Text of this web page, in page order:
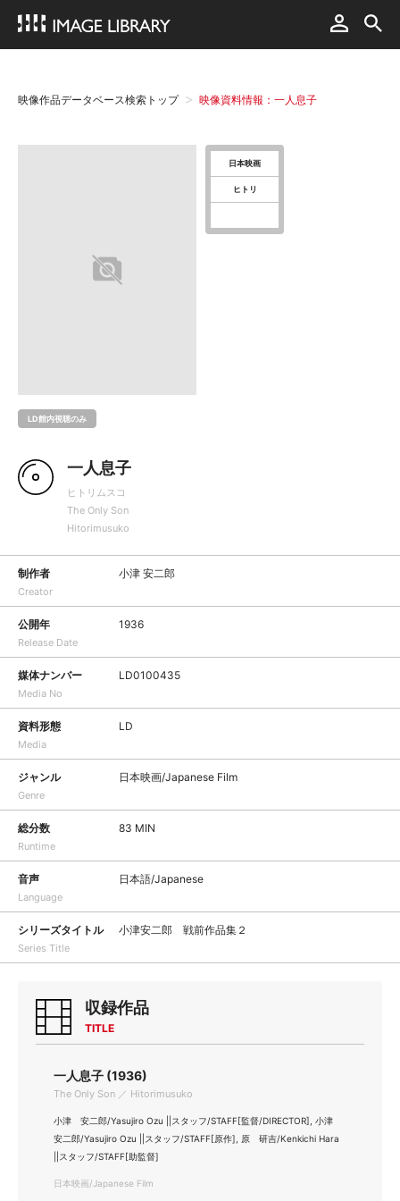
映像作品データベース検索トップ 映像資料情報：一人息子
LD館内視聴のみ
日本映画
ヒトリ
一人息子
ヒトリムスコ
The Only Son
Hitorimusuko
制作者
Creator
小津 安二郎
公開年
Release Date
1936
媒体ナンバー
Media No
LD0100435
資料形態
Media
LD
ジャンル
Genre
日本映画/Japanese Film
総分数
Runtime
83 MIN
音声
Language
日本語/Japanese
シリーズタイトル
Series Title
小津安二郎 戦前作品集２
収録作品
TITLE
一人息子 (1936)
The Only Son ／ Hitorimusuko
小津 安二郎/Yasujiro Ozu ||スタッフ/STAFF[監督/DIRECTOR], 小津
安二郎/Yasujiro Ozu ||スタッフ/STAFF[原作], 原 研吉/Kenkichi Hara
||スタッフ/STAFF[助監督]
日本映画/Japanese Film